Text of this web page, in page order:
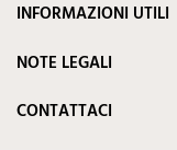
INFORMAZIONI UTILI
NOTE LEGALI
CONTATTACI